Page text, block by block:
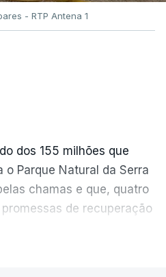
- RTP Antena 1
dos 155 milhões que
Parque Natural da Serra
chamas e que, quatro
de recuperação